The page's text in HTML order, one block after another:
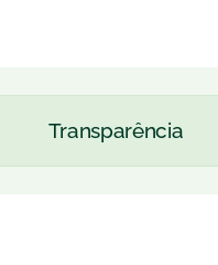
Transparência